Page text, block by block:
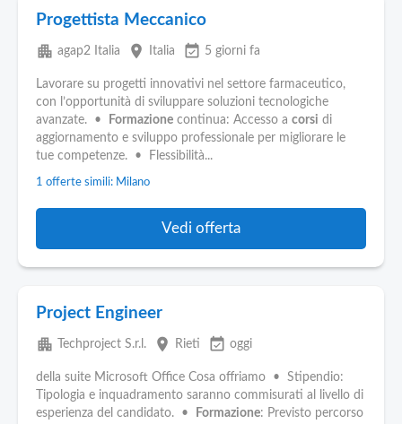
Progettista Meccanico
apartment agap2 Italia place Italia event_available 5 giorni fa
Lavorare su progetti innovativi nel settore farmaceutico,
con l’opportunità di sviluppare soluzioni tecnologiche
avanzate. •
Formazione continua: Accesso a corsi di
aggiornamento e sviluppo professionale per migliorare le
tue competenze. • Flessibilità...
1 offerte simili: Milano
Vedi offerta
Project Engineer
apartment Techproject S.r.l. place Rieti event_available oggi
della suite Microsoft Office Cosa offriamo • Stipendio:
Tipologia e inquadramento saranno commisurati al livello di
esperienza del candidato. •
Formazione: Previsto percorso